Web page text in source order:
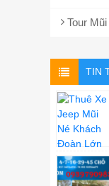
Tour Mũi
TIN